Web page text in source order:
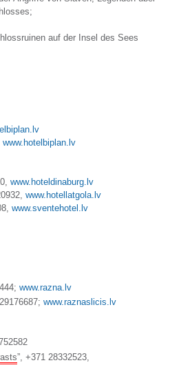
auf der Insel des Sees
www.hotelbiplan.lv
, www.hoteldinaburg.lv
, www.hotellatgola.lv
, www.sventehotel.lv
; www.razna.lv
29176687; www.raznaslicis.lv
”, +371 28332523,